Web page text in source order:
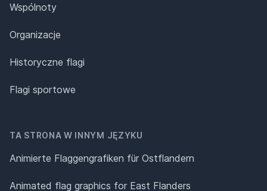
Wspólnoty
Organizacje
Historyczne flagi
Flagi sportowe
TA STRONA W INNYM JĘZYKU
Animierte Flaggengrafiken für Ostflandern
Animated flag graphics for East Flanders